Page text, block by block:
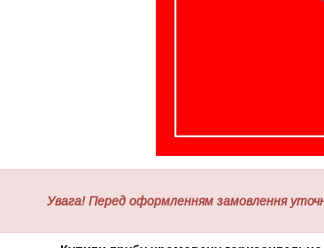
Увага! Перед оформленням замовлення